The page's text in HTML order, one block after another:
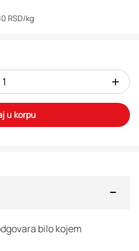
RSD/kg
+
u korpu
bilo kojem